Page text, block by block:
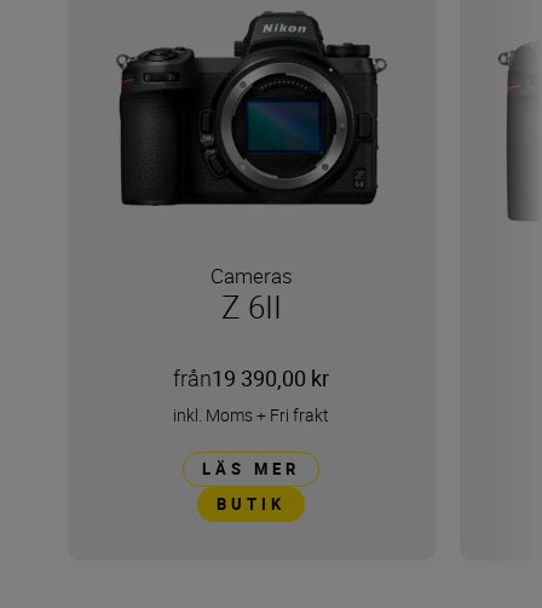
Cameras
Z 6II
från19 390,00 kr
inkl. Moms+ Fri frakt
LÄS MER
BUTIK